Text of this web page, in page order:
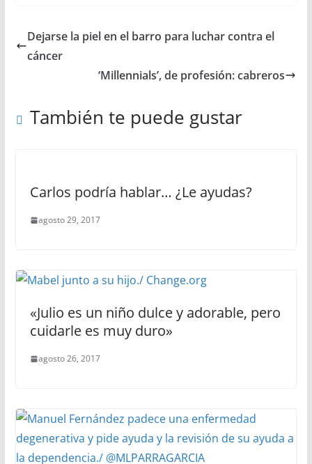
Dejarse la piel en el barro para luchar contra el
cáncer
‘Millennials’, de profesión: cabreros
También te puede gustar
Carlos podría hablar… ¿Le ayudas?
agosto 29, 2017
«Julio es un niño dulce y adorable, pero
cuidarle es muy duro»
agosto 26, 2017